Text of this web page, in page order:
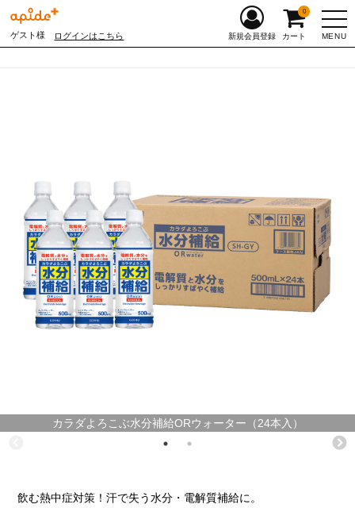
ゲスト様 ログインはこちら MENU
新規会員登録 カート
0
カラダよろこぶ水分補給ORウォーター（24本入）
飲む熱中症対策！汗で失う水分・電解質補給に。